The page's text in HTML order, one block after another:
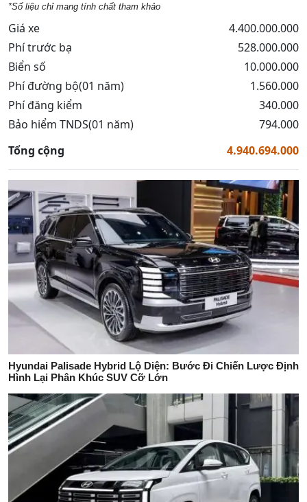
*Số liệu chỉ mang tính chất tham khảo
Giá xe
4.400.000.000
Phí trước bạ
528.000.000
Biển số
10.000.000
Phí đường bộ(01 năm)
1.560.000
Phí đăng kiểm
340.000
Bảo hiểm TNDS(01 năm)
794.000
Tổng cộng
4.940.694.000
Hyundai Palisade Hybrid Lộ Diện: Bước Đi Chiến Lược Định
Hình Lại Phân Khúc SUV Cỡ Lớn